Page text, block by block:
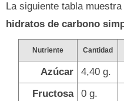
La siguiente tabla
hidratos de carbono
Nutriente Cantidad
Azúcar 4,40 g.
Fructosa
0 g.